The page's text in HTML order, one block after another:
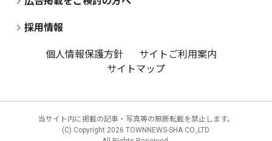
採用情報
個人情報保護方針
サイトご利用案内
サイトマップ
当サイト内に掲載の記事・写真等の無断転載を禁止します。
(C) Copyright 2026 TOWNNEWS-SHA CO.,LTD.